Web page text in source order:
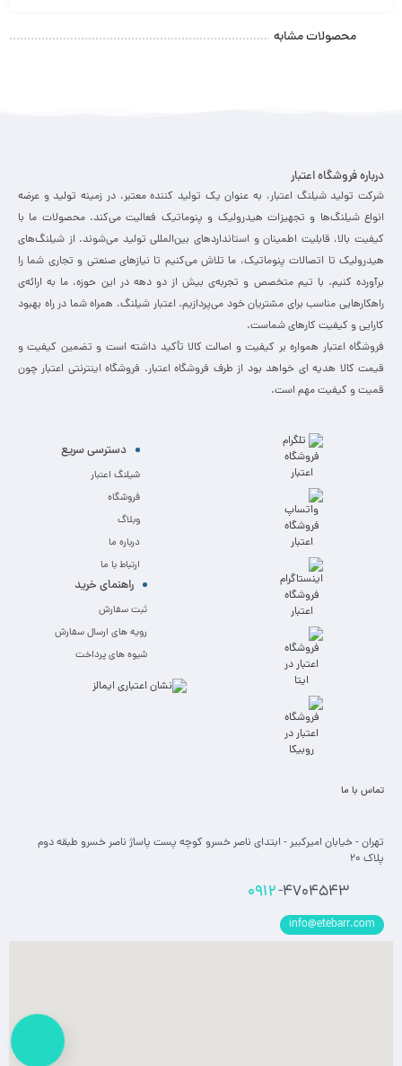
محصولات مشابه
درباره فروشگاه اعتبار
شرکت تولید شیلنگ اعتبار، به عنوان یک تولید کننده معتبر، در زمینه تولید و عرضه
انواع شیلنگ‌ها و تجهیزات هیدرولیک و پنوماتیک فعالیت می‌کند. محصولات ما با
کیفیت بالا، قابلیت اطمینان و استانداردهای بین‌المللی تولید می‌شوند. از شیلنگ‌های
هیدرولیک تا اتصالات پنوماتیک، ما تلاش می‌کنیم تا نیازهای صنعتی و تجاری شما را
برآورده کنیم. با تیم متخصص و تجربه‌ی بیش از دو دهه در این حوزه، ما به ارائه‌ی
راهکارهایی مناسب برای مشتریان خود می‌پردازیم. اعتبار شیلنگ، همراه شما در راه بهبود
کارایی و کیفیت کارهای شماست.
فروشگاه اعتبار همواره بر کیفیت و اصالت کالا تأکید داشته است و تضمین کیفیت و
قیمت کالا هدیه ای خواهد بود از طرف فروشگاه اعتبار. فروشگاه اینترنتی اعتبار چون
قمیت و کیفیت مهم است.
دسترسی سریع
شیلنگ اعتبار
فروشگاه
وبلاگ
درباره ما
ارتباط با ما
راهنمای خرید
ثبت سفارش
رویه های ارسال سفارش
شیوه های پرداخت
تماس با ما
تهران - خیابان امیرکبیر - ابتدای ناصر خسرو کوچه پست پاساژ ناصر خسرو طبقه دوم
پلاک 20
0912-4704543
info@etebarr.com